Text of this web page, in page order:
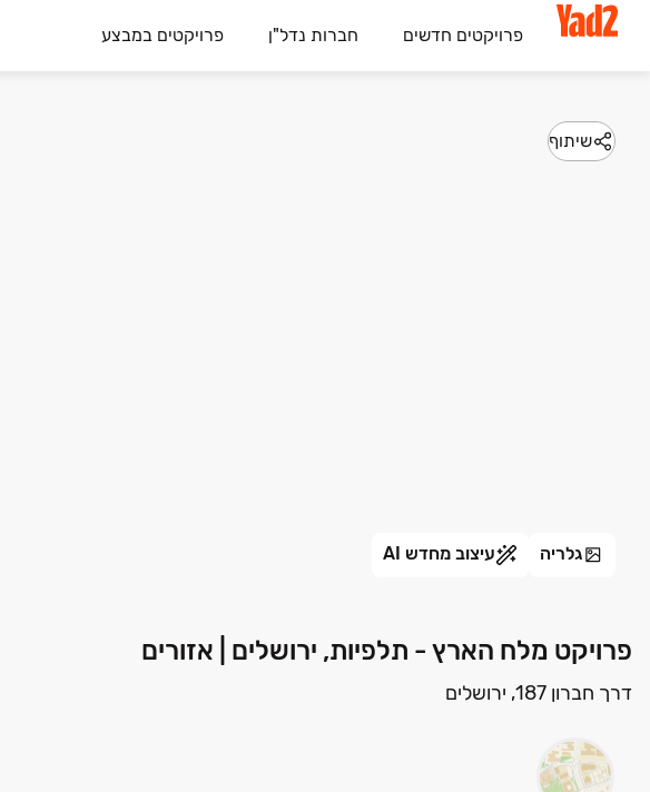
פרויקטים חדשים חברות נדל"ן פרויקטים במבצע
שיתוף
גלריה עיצוב מחדש AI
פרויקט מלח הארץ - תלפיות, ירושלים | אזורים
דרך חברון 187, ירושלים